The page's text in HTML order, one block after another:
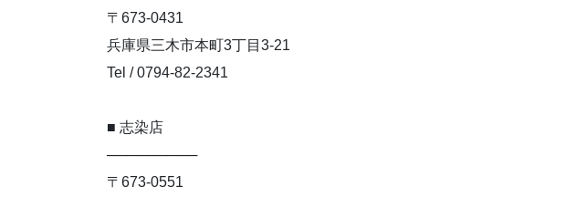
〒673-0431
兵庫県三木市本町3丁目3-21
Tel / 0794-82-2341
■ 志染店
─────────
〒673-0551